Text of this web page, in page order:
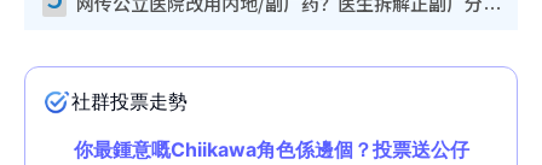
网传公立医院改用内地/副厂药？医生拆解正副厂分别，揭4类人换药随时出事